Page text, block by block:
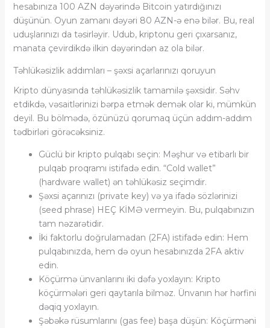
hesabınıza 100 AZN dəyərində Bitcoin yatırdığınızı
düşünün. Oyun zamanı dəyəri 80 AZN-ə enə bilər. Bu, real
uduşlarınızı da təsirləyir. Udub, kriptonu geri çıxarsanız,
manata çevirdikdə ilkin dəyərindən az ola bilər.
Təhlükəsizlik addımları – şəxsi açarlarınızı qoruyun
Kripto dünyasında təhlükəsizlik tamamilə şəxsidir. Səhv
etdikdə, vəsaitlərinizi bərpa etmək demək olar ki, mümkün
deyil. Bu bölmədə, özünüzü qorumaq üçün addım-addım
tədbirləri görəcəksiniz.
Güclü bir kripto pulqabı seçin: Məşhur və etibarlı bir
pulqab proqramı istifadə edin. “Cold wallet”
(hardware wallet) ən təhlükəsiz seçimdir.
Şəxsi açarınızı (private key) və ya ifadə sözlərinizi
(seed phrase) HEÇ KİMƏ vermeyin. Bu, pulqabınızın
tam nəzarətidir.
İki faktorlu doğrulamadan (2FA) istifadə edin: Hem
pulqabınızda, hem də oyun hesabınızda 2FA aktiv
edin.
Köçürmə ünvanlarını iki dəfə yoxlayın: Kripto
köçürmələri geri qaytarıla bilməz. Ünvanın hər hərfini
dəqiq yoxlayın.
Şəbəkə rüsumlarını (gas fee) başa düşün: Köçürməni